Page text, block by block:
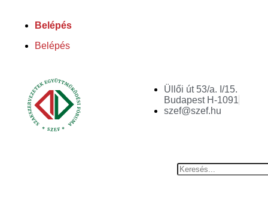
Belépés
Belépés
Üllői út 53/a. I/15.
Budapest H-1091
szef@szef.hu